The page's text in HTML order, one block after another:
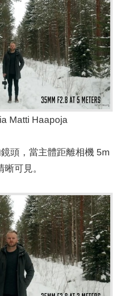
Matti Haapoja
頭，當主體距離相機 5m
可見。